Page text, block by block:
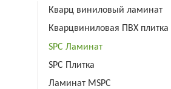
Кварц виниловый ламинат
Кварцвиниловая ПВХ плитка
SPC Ламинат
SPC Плитка
Ламинат MSPC